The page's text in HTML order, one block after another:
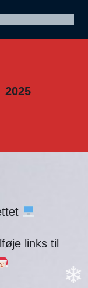
2025
links til